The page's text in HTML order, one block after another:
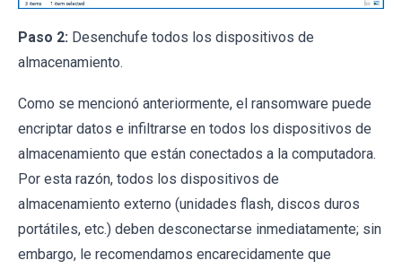
Paso 2: Desenchufe todos los dispositivos de
almacenamiento.
Como se mencionó anteriormente, el ransomware puede
encriptar datos e infiltrarse en todos los dispositivos de
almacenamiento que están conectados a la computadora.
Por esta razón, todos los dispositivos de
almacenamiento externo (unidades flash, discos duros
portátiles, etc.) deben desconectarse inmediatamente; sin
embargo, le recomendamos encarecidamente que